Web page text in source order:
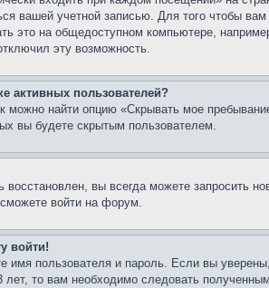
вашей учетной записью. Для того чтобы
это на общедоступном компьютере,
эту возможность.
активных пользователей?
можно найти опцию «Скрывать мое
вы будете скрытым пользователем.
вы всегда можете запросить
войти на форум.
войти!
имя пользователя и пароль. Если вы
то вам необходимо следовать